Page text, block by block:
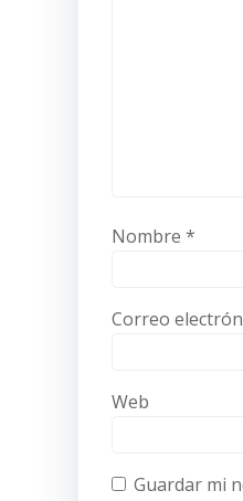
Nombre *
Correo
Web
Guardar mi